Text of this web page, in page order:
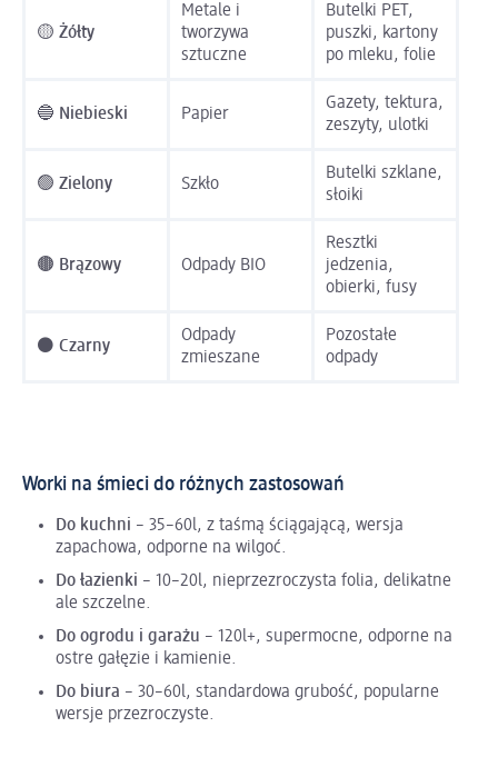
🟡 Żółty
Metale i
tworzywa
sztuczne
Butelki PET,
puszki, kartony
po mleku, folie
🔵 Niebieski Papier
Gazety, tektura,
zeszyty, ulotki
🟢 Zielony Szkło
Butelki szklane,
słoiki
🟤 Brązowy Odpady BIO
Resztki
jedzenia,
obierki, fusy
⚫ Czarny
Odpady
zmieszane
Pozostałe
odpady
Worki na śmieci do różnych zastosowań
Do kuchni – 35–60l, z taśmą ściągającą, wersja
zapachowa, odporne na wilgoć.
Do łazienki – 10–20l, nieprzezroczysta folia, delikatne
ale szczelne.
Do ogrodu i garażu – 120l+, supermocne, odporne na
ostre gałęzie i kamienie.
Do biura – 30–60l, standardowa grubość, popularne
wersje przezroczyste.